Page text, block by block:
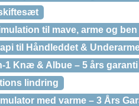
til mave, arme og
til Håndleddet &
1 Knæ & Albue – 5 års garanti
lindring
med varme – 3 Års